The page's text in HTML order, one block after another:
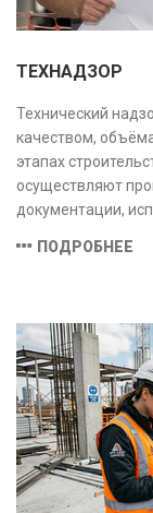
ТЕХНАДЗОР
Технический
качеством,
этапах
осуществляют
документации,
безопасность и
ПОДРОБНЕЕ